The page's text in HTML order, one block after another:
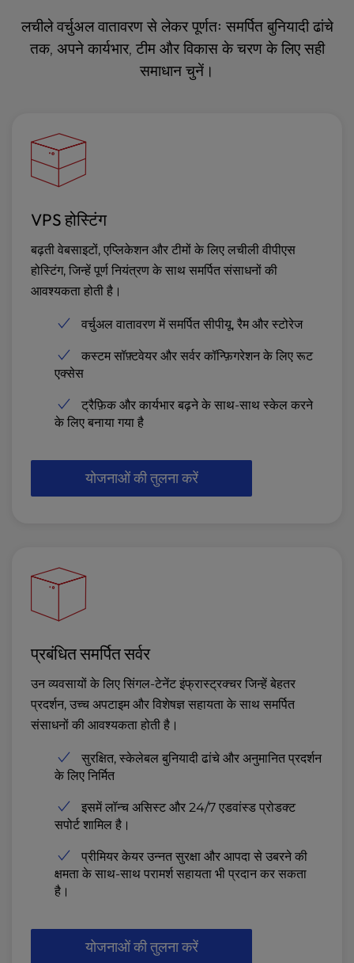
लचीले वर्चुअल वातावरण से लेकर पूर्णतः समर्पित बुनियादी ढांचे
तक, अपने कार्यभार, टीम और विकास के चरण के लिए सही
समाधान चुनें।
VPS होस्टिंग
बढ़ती वेबसाइटों, एप्लिकेशन और टीमों के लिए लचीली वीपीएस
होस्टिंग, जिन्हें पूर्ण नियंत्रण के साथ समर्पित संसाधनों की
आवश्यकता होती है।
वर्चुअल वातावरण में समर्पित सीपीयू, रैम और स्टोरेज
कस्टम सॉफ़्टवेयर और सर्वर कॉन्फ़िगरेशन के लिए रूट
एक्सेस
ट्रैफ़िक और कार्यभार बढ़ने के साथ-साथ स्केल करने
के लिए बनाया गया है
योजनाओं की तुलना करें
प्रबंधित समर्पित सर्वर
उन व्यवसायों के लिए सिंगल-टेनेंट इंफ्रास्ट्रक्चर जिन्हें बेहतर
प्रदर्शन, उच्च अपटाइम और विशेषज्ञ सहायता के साथ समर्पित
संसाधनों की आवश्यकता होती है।
सुरक्षित, स्केलेबल बुनियादी ढांचे और अनुमानित प्रदर्शन
के लिए निर्मित
इसमें लॉन्च असिस्ट और 24/7 एडवांस्ड प्रोडक्ट
सपोर्ट शामिल है।
प्रीमियर केयर उन्नत सुरक्षा और आपदा से उबरने की
क्षमता के साथ-साथ परामर्श सहायता भी प्रदान कर सकता
है।
योजनाओं की तुलना करें